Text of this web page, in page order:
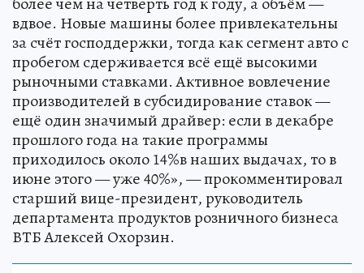
вдвое. Новые машины более привлекательны
за счёт господдержки, тогда как сегмент авто с
пробегом сдерживается всё ещё высокими
рыночными ставками. Активное вовлечение
производителей в субсидирование ставок —
ещё один значимый драйвер: если в декабре
прошлого года на такие программы
приходилось около 14%в наших выдачах, то в
июне этого — уже 40%», — прокомментировал
старший вице-президент, руководитель
департамента продуктов розничного бизнеса
ВТБ Алексей Охорзин.